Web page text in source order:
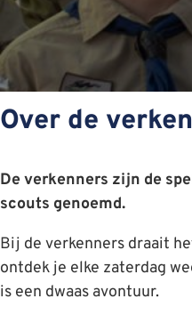
Over de
De verkenners zijn de
scouts genoemd.
Bij de verkenners draait
ontdek je elke zaterdag
is een dwaas avontuur.